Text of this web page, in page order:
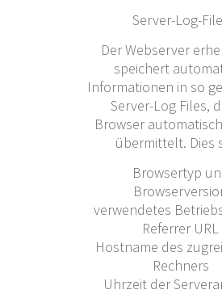
Server-Log-
Der Webserver
speichert
Informationen in so
Server-Log Files,
Browser
übermittelt. Dies
Browsertyp
verwendetes
Referrer URL
Hostname des
Rechners
Uhrzeit der